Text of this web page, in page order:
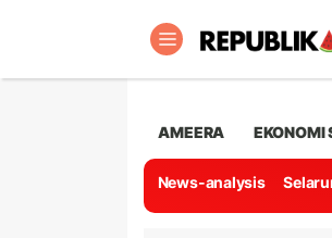
AMEERA EKONOMI
News-analysis